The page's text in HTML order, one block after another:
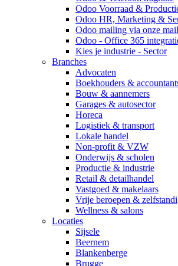
Odoo Voorraad &
Odoo HR, Marketing &
Odoo mailing via onze
Odoo - Office 365
Kies je industrie - Sector
Branches
Advocaten
Boekhouders &
Bouw & aannemers
Garages & autosector
Horeca
Logistiek & transport
Lokale handel
Non-profit & VZW
Onderwijs & scholen
Productie & industrie
Retail & detailhandel
Vastgoed & makelaars
Vrije beroepen &
Wellness & salons
Locaties
Sijsele
Beernem
Blankenberge
Brugge